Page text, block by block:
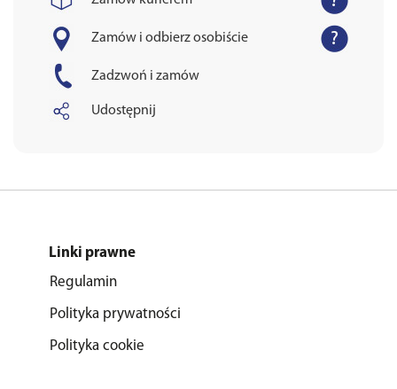
Zamów i odbierz osobiście
Zadzwoń i zamów
Udostępnij
Linki prawne
Regulamin
Polityka prywatności
Polityka cookie